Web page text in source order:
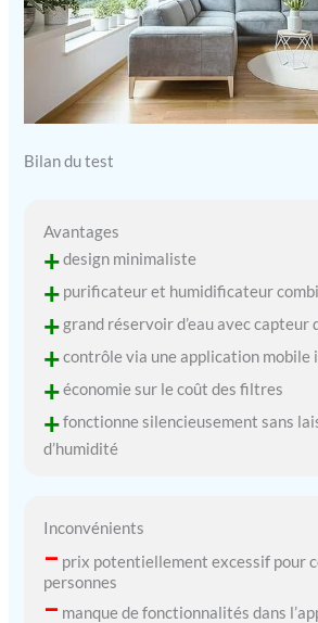
Bilan du test
Avantages
+design minimaliste
+ purificateur et humidificateur
+ grand réservoir d’eau avec capteur
+contrôle via une application
+économie sur le coût des filtres
+fonctionne silencieusement sans
d’humidité
Inconvénients
– prix potentiellement excessif pour
personnes
– manque de fonctionnalités dans